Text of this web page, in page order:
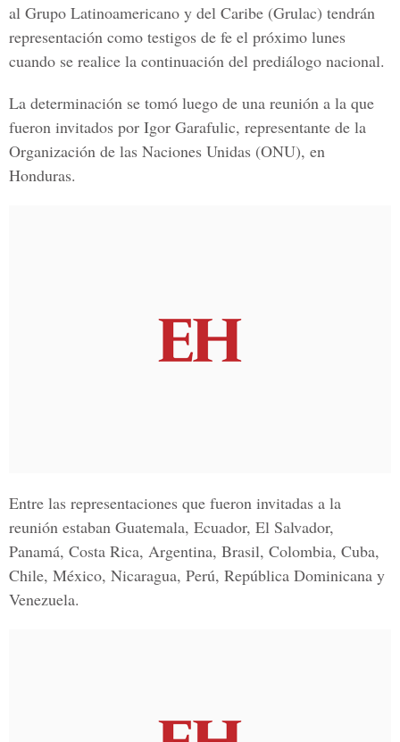
al Grupo Latinoamericano y del Caribe (Grulac) tendrán
representación como testigos de fe el próximo lunes
cuando se realice la continuación del prediálogo nacional.
La determinación se tomó luego de una reunión a la que
fueron invitados por Igor Garafulic, representante de la
Organización de las Naciones Unidas (ONU), en
Honduras.
Entre las representaciones que fueron invitadas a la
reunión estaban Guatemala, Ecuador, El Salvador,
Panamá, Costa Rica, Argentina, Brasil, Colombia, Cuba,
Chile, México, Nicaragua, Perú, República Dominicana y
Venezuela.